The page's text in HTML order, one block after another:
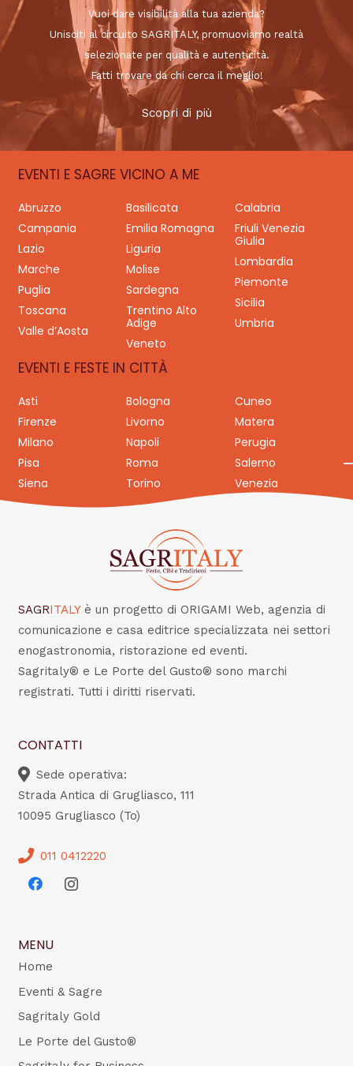
Vuoi dare visibilità alla tua azienda?
Unisciti al circuito SAGRITALY, promuoviamo realtà
selezionate per qualità e autenticità.
Fatti trovare da chi cerca il meglio!
Scopri di più
EVENTI E SAGRE VICINO A ME
Abruzzo Basilicata
Calabria
Campania
Emilia Romagna
Friuli Venezia
Giulia
Lazio
Liguria
Lombardia
Marche
Molise
Piemonte
Puglia
Sardegna
Sicilia
Toscana
Trentino Alto
Adige
Umbria
Valle d’Aosta
Veneto
EVENTI E FESTE IN CITTÀ
Asti Bologna
Cuneo
Firenze
Livorno
Matera
Milano
Napoli
Perugia
Pisa
Roma
Salerno
Siena
Torino Venezia
SAGRITALY è un progetto di ORIGAMI Web, agenzia di
comunicazione e casa editrice specializzata nei settori
enogastronomia, ristorazione ed eventi.
Sagritaly® e Le Porte del Gusto® sono marchi
registrati. Tutti i diritti riservati.
CONTATTI
Sede operativa:
Strada Antica di Grugliasco, 111
10095 Grugliasco (To)
011 0412220
MENU
Home
Eventi & Sagre
Sagritaly Gold
Le Porte del Gusto®